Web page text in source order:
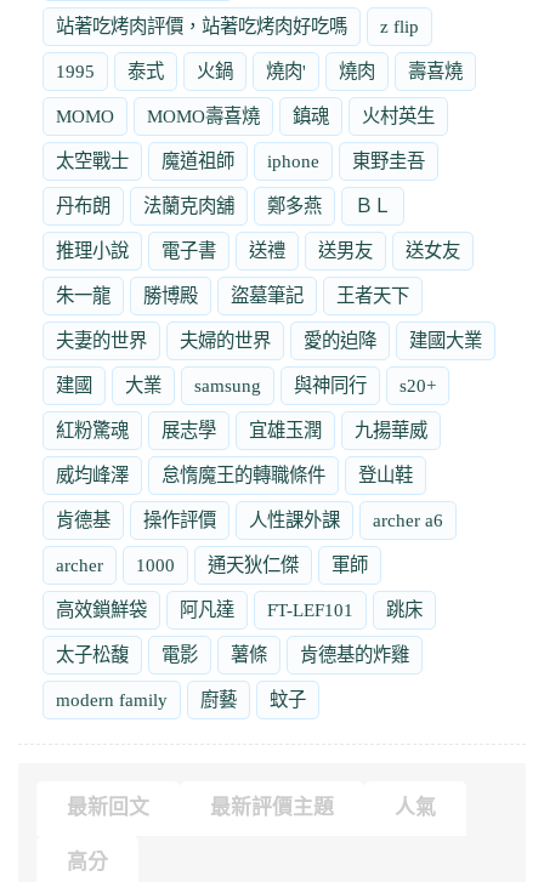
站著吃烤肉評價，站著吃烤肉好吃嗎 z flip
1995 泰式 火鍋 燒肉' 燒肉 壽喜燒
MOMO MOMO壽喜燒 鎮魂 火村英生
太空戰士 魔道祖師 iphone 東野圭吾
丹布朗 法蘭克肉舖 鄭多燕 ＢＬ
推理小說 電子書 送禮 送男友 送女友
朱一龍 勝博殿 盜墓筆記 王者天下
夫妻的世界 夫婦的世界 愛的迫降 建國大業
建國 大業 samsung 與神同行 s20+
紅粉驚魂 展志學 宜雄玉潤 九揚華威
威均峰澤 怠惰魔王的轉職條件 登山鞋
肯德基 操作評價 人性課外課 archer a6
archer 1000 通天狄仁傑 軍師
高效鎖鮮袋 阿凡達 FT-LEF101 跳床
太子松馥 電影 薯條 肯德基的炸雞
modern family 廚藝 蚊子
最新回文 最新評價主題 人氣
高分